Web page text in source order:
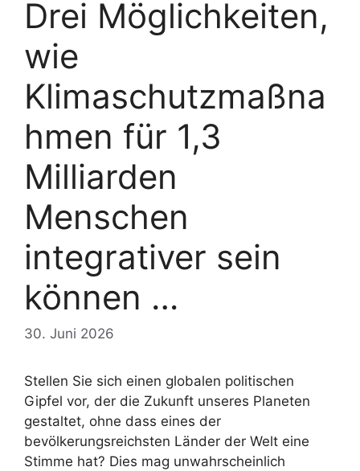
Drei Möglichkeiten,
wie
Klimaschutzmaßna
hmen für 1,3
Milliarden
Menschen
integrativer sein
können …
30. Juni 2026
Stellen Sie sich einen globalen politischen
Gipfel vor, der die Zukunft unseres Planeten
gestaltet, ohne dass eines der
bevölkerungsreichsten Länder der Welt eine
Stimme hat? Dies mag unwahrscheinlich